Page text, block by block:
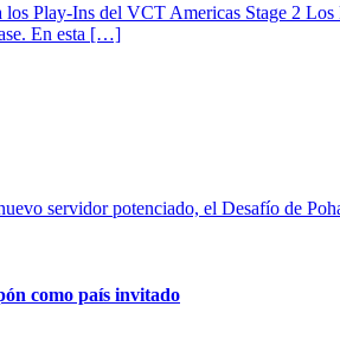
Play-Ins del VCT Americas Stage 2
En esta […]
servidor potenciado, el Desafío de
como país invitado